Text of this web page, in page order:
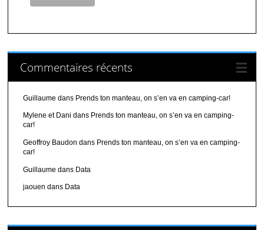
Commentaires récents
Guillaume dans Prends ton manteau, on s’en va en camping-car!
Mylene et Dani dans Prends ton manteau, on s’en va en camping-
car!
Geoffroy Baudon dans Prends ton manteau, on s’en va en camping-
car!
Guillaume dans Data
jaouen dans Data